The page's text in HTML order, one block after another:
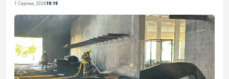
1 Серпня, 202619:19